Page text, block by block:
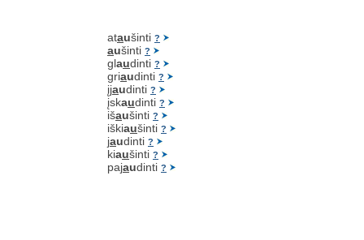
ataušinti ?
aušinti ?
glaudinti ?
griaudinti ?
įjaudinti ?
įskaudinti ?
išaušinti ?
iškiaušinti ?
jaudinti ?
kiaušinti ?
pajaudinti ?